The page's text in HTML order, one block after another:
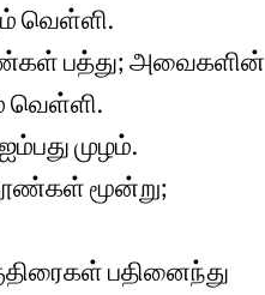
வெள்ளி.
பத்து; அவைகளின்
வெள்ளி.
முழம்.
மூன்று;
பதினைந்து